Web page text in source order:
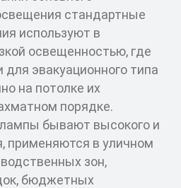
стандартные
используют в
освещенностью, где
эвакуационного типа
на потолке их
порядке.
бывают высокого и
применяются в уличном
зон,
бюджетных